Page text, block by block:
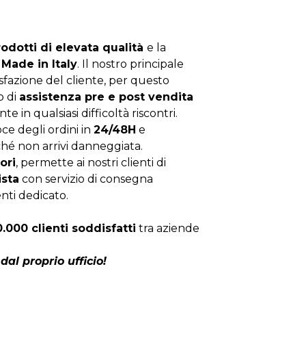
di elevata qualità e la
Made in Italy. Il nostro principale
del cliente, per questo
di assistenza pre e post vendita
in qualsiasi difficoltà riscontri.
degli ordini in 24/48H e
non arrivi danneggiata.
, permette ai nostri clienti di
con servizio di consegna
dedicato.
clienti soddisfatti tra aziende
proprio ufficio!